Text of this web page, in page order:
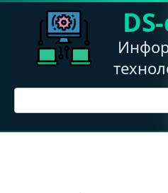
Перейти
Поиск: